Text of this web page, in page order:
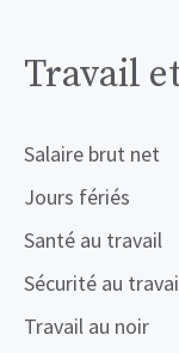
Travail
Salaire brut net
Jours fériés
Santé au travail
Sécurité au
Travail au noir